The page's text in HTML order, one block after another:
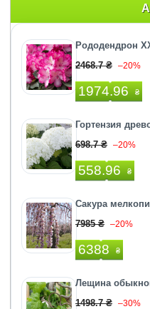
Рододендрон
2468.7 ₴ –20%
1974.96 ₴
Гортензия
698.7 ₴ –20%
558.96 ₴
Сакура
7985 ₴ –20%
6388 ₴
Лещина
1498.7 ₴ –30%